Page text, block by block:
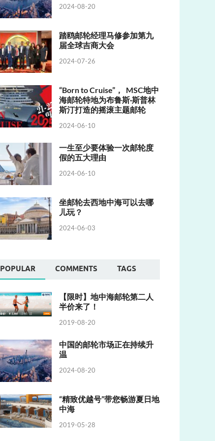
2024-08-20
踏鸥邮轮经理马修参加第九
届全球吉商大会
2024-07-26
“Born to Cruise”， MSC地中
海邮轮特地为布鲁斯·斯普林
斯汀打造的摇滚主题邮轮
2024-06-10
一生至少要体验一次邮轮度
假的五大理由
2024-06-10
坐邮轮去西地中海可以去哪
儿玩？
2024-06-03
POPULAR COMMENTS TAGS
【限时】地中海邮轮第二人
半价来了！
2019-08-20
中国的邮轮市场正在持续升
温
2024-08-20
“精致优越号”带您畅游夏日地
中海
2019-05-28